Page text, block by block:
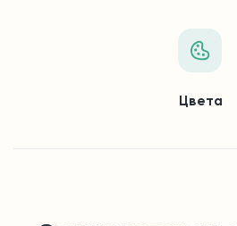
Цвета